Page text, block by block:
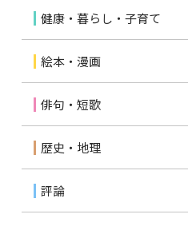
健康・暮らし・子育て
絵本・漫画
俳句・短歌
歴史・地理
評論